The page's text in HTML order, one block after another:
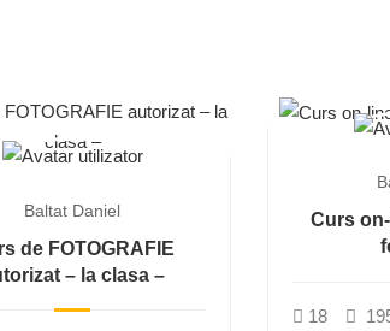
Baltat Daniel
de FOTOGRAFIE
autorizat – la clasa –
Curs
18